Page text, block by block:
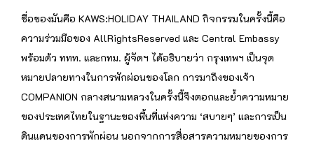
ชื่อของมันคือ KAWS:HOLIDAY THAILAND กิจกรรมในครั้งนี้คือ
ความร่วมมือของ AllRightsReserved และ Central Embassy
พร้อมด้ว ททท. และกทม. ผู้จัดฯ ได้อธิบายว่า กรุงเทพฯ เป็นจุด
หมายปลายทางในการพักผ่อนของโลก การมาถึงของเจ้า
COMPANION กลางสนามหลวงในครั้งนี้จึงตอกและย้ำความหมาย
ของประเทศไทยในฐานะของพื้นที่แห่งความ ‘สบายๆ’ และการเป็น
ดินแดนของการพักผ่อน นอกจากการสื่อสารความหมายของการ